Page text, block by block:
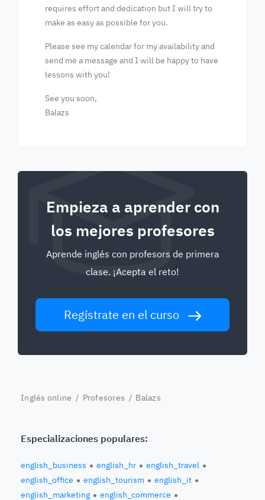
requires effort and dedication but I will try to
make as easy as possible for you.
Please see my calendar for my availability and
send me a message and I will be happy to have
lessons with you!
See you soon,
Balazs
Empieza a aprender con
los mejores profesores
Aprende inglés con profesors de primera
clase. ¡Acepta el reto!
Regístrate en el curso
Inglés online / Profesores / Balazs
Especializaciones populares:
english_business english_hr
english_travel
english_office
english_tourism
english_it
english_marketing
english_commerce